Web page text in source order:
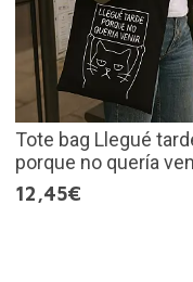
Tote bag Llegué
porque no quería
12,45€